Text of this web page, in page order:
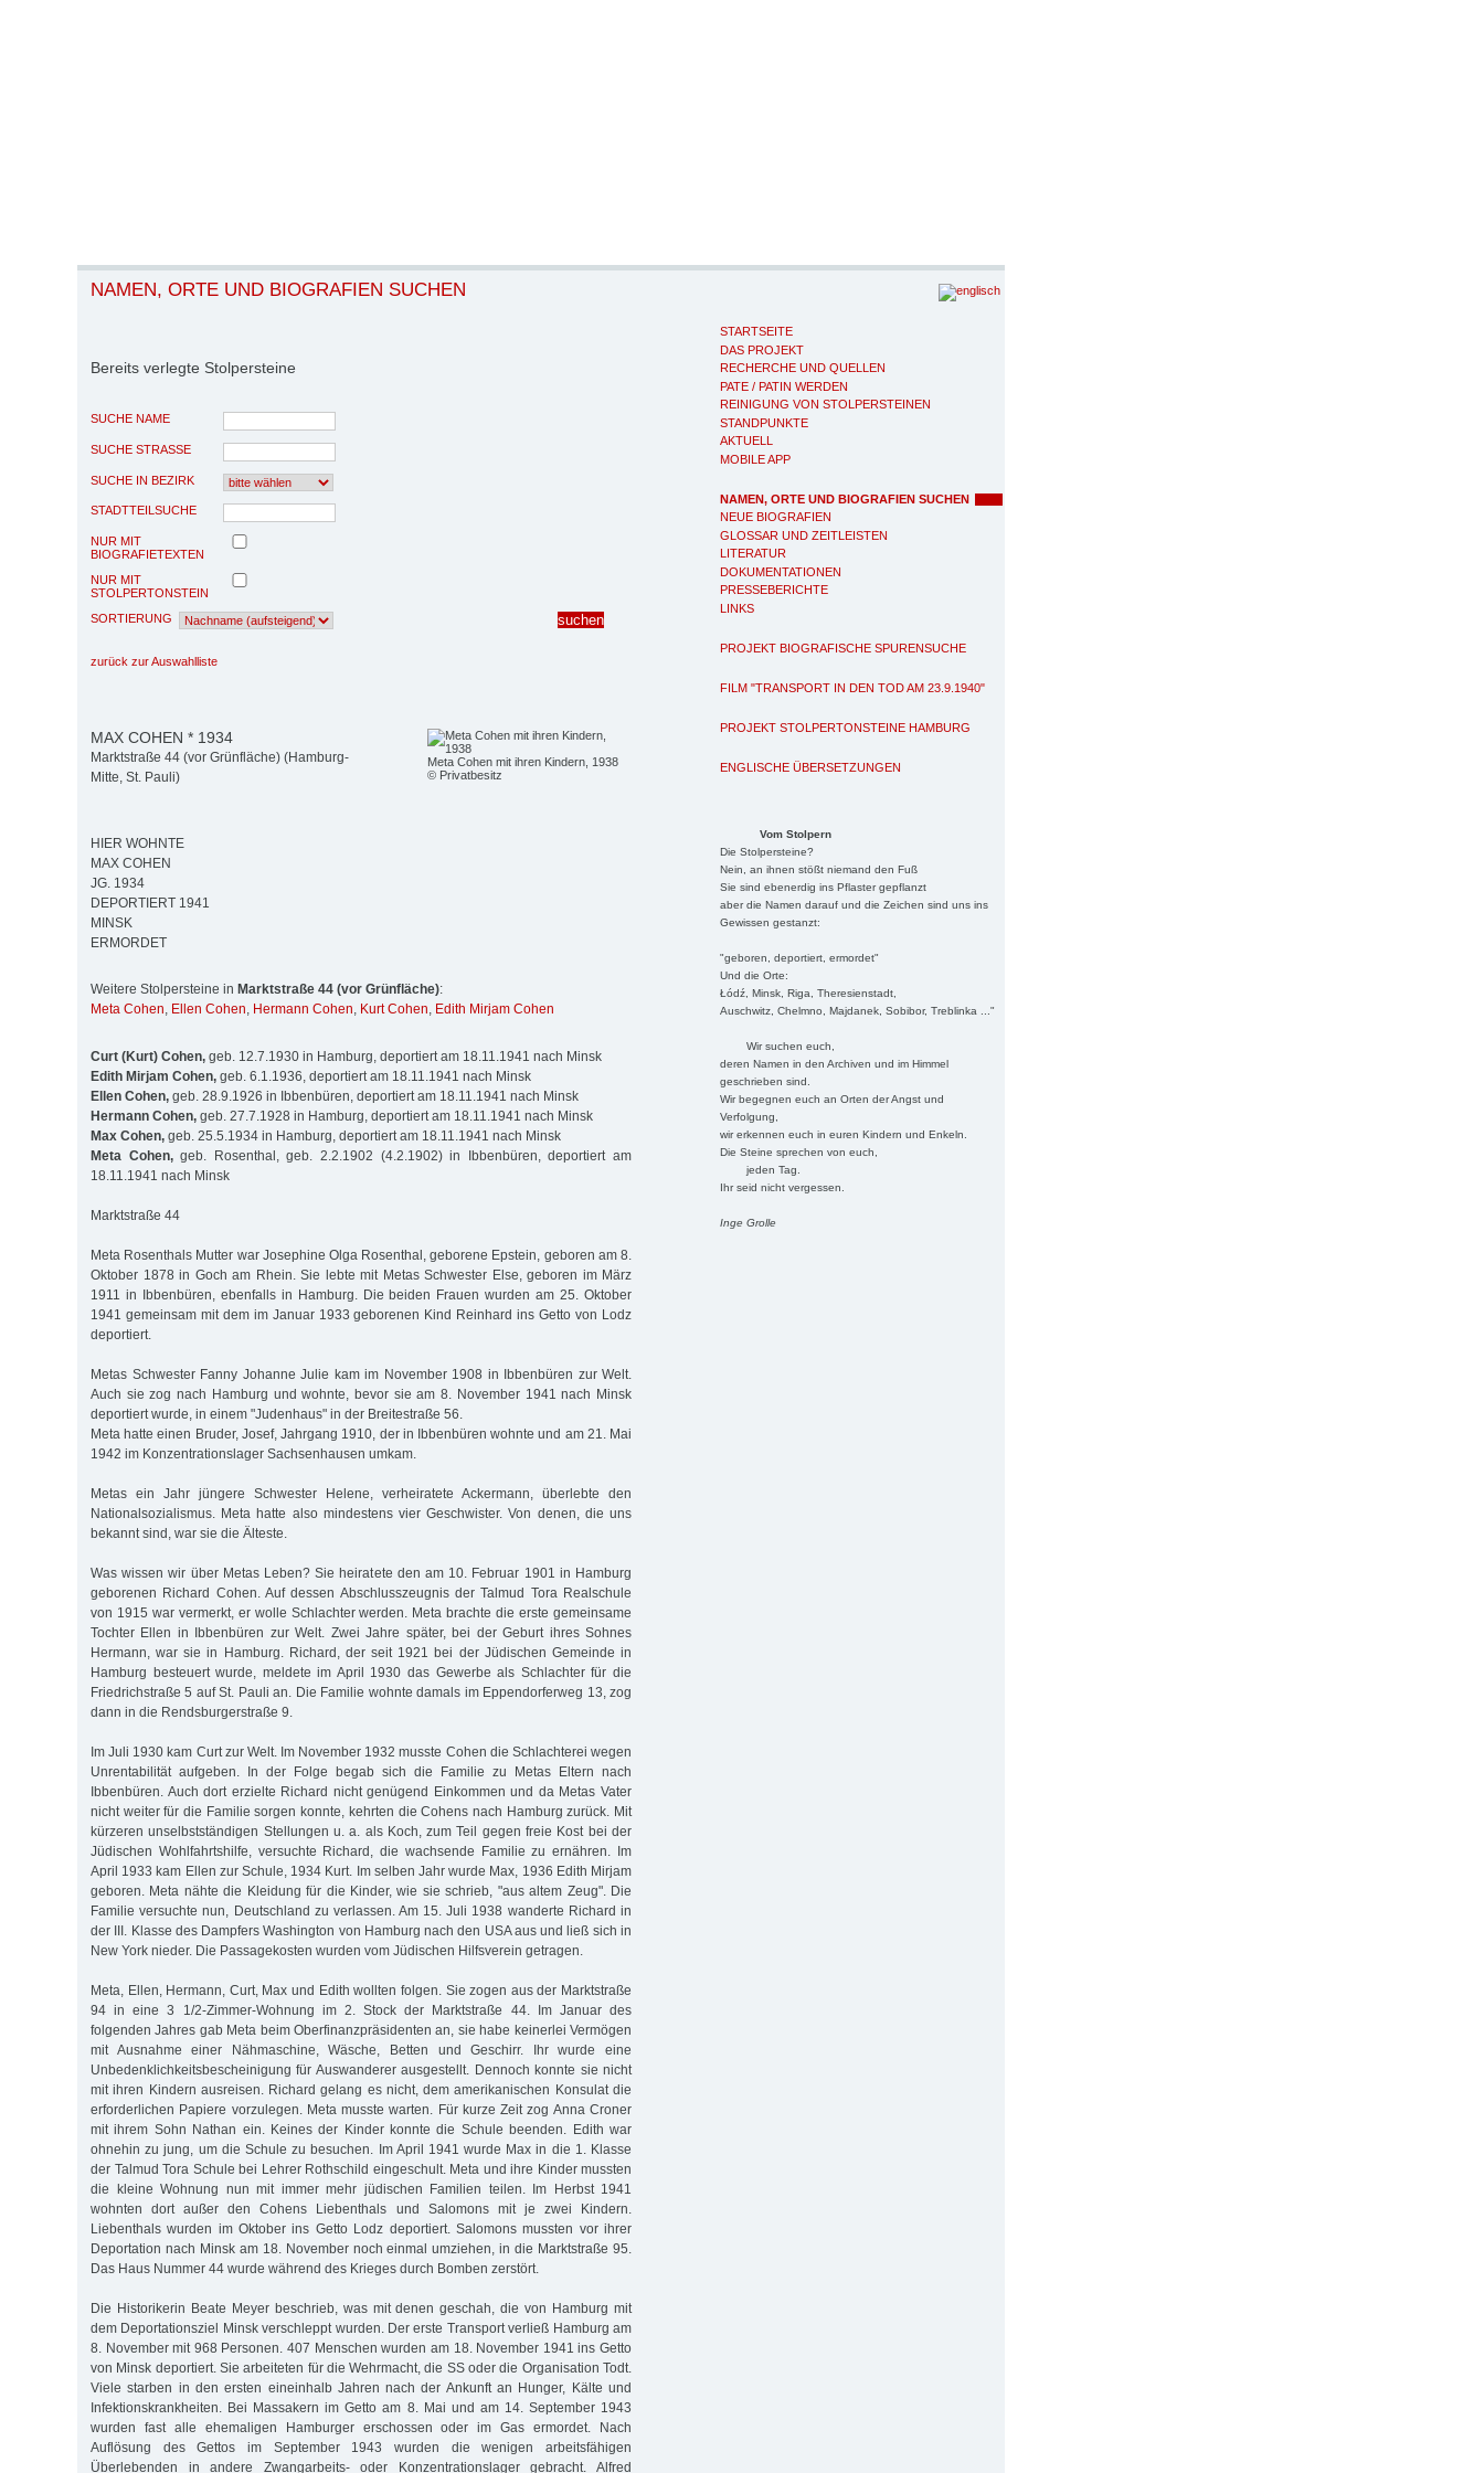
STARTSEITE
DAS PROJEKT
RECHERCHE UND QUELLEN
PATE / PATIN WERDEN
REINIGUNG VON STOLPERSTEINEN
STANDPUNKTE
AKTUELL
MOBILE APP
NAMEN, ORTE UND BIOGRAFIEN SUCHEN
NEUE BIOGRAFIEN
GLOSSAR UND ZEITLEISTEN
LITERATUR
DOKUMENTATIONEN
PRESSEBERICHTE
LINKS
PROJEKT BIOGRAFISCHE SPURENSUCHE
FILM "TRANSPORT IN DEN TOD AM 23.9.1940"
PROJEKT STOLPERTONSTEINE HAMBURG
ENGLISCHE ÜBERSETZUNGEN
Vom Stolpern
Die Stolpersteine?
Nein, an ihnen stößt niemand den Fuß
Sie sind ebenerdig ins Pflaster gepflanzt
aber die Namen darauf und die Zeichen sind uns ins
Gewissen gestanzt:
"geboren, deportiert, ermordet"
Und die Orte:
Łódź, Minsk, Riga, Theresienstadt,
Auschwitz, Chelmno, Majdanek, Sobibor, Treblinka ..."
Wir suchen euch,
deren Namen in den Archiven und im Himmel
geschrieben sind.
Wir begegnen euch an Orten der Angst und
Verfolgung,
wir erkennen euch in euren Kindern und Enkeln.
Die Steine sprechen von euch,
jeden Tag.
Ihr seid nicht vergessen.
Inge Grolle
NAMEN, ORTE UND BIOGRAFIEN SUCHEN
Bereits verlegte Stolpersteine
SUCHE NAME
SUCHE STRASSE
SUCHE IN BEZIRK
STADTTEILSUCHE
NUR MIT
BIOGRAFIETEXTEN
NUR MIT
STOLPERTONSTEIN
SORTIERUNG
zurück zur Auswahlliste
Meta Cohen mit ihren Kindern, 1938
© Privatbesitz
MAX COHEN * 1934
Marktstraße 44 (vor Grünfläche) (Hamburg-
Mitte, St. Pauli)
HIER WOHNTE
MAX COHEN
JG. 1934
DEPORTIERT 1941
MINSK
ERMORDET
Weitere Stolpersteine in Marktstraße 44 (vor Grünfläche):
Meta Cohen, Ellen Cohen, Hermann Cohen, Kurt Cohen, Edith Mirjam Cohen
Curt (Kurt) Cohen, geb. 12.7.1930 in Hamburg, deportiert am 18.11.1941 nach Minsk
Edith Mirjam Cohen, geb. 6.1.1936, deportiert am 18.11.1941 nach Minsk
Ellen Cohen, geb. 28.9.1926 in Ibbenbüren, deportiert am 18.11.1941 nach Minsk
Hermann Cohen, geb. 27.7.1928 in Hamburg, deportiert am 18.11.1941 nach Minsk
Max Cohen, geb. 25.5.1934 in Hamburg, deportiert am 18.11.1941 nach Minsk
Meta Cohen,geb. Rosenthal, geb. 2.2.1902 (4.2.1902) in Ibbenbüren, deportiert am
18.11.1941 nach Minsk
Marktstraße 44
Meta Rosenthals Mutter war Josephine Olga Rosenthal, geborene Epstein, geboren am 8.
Oktober 1878 in Goch am Rhein. Sie lebte mit Metas Schwester Else, geboren im März
1911 in Ibbenbüren, ebenfalls in Hamburg. Die beiden Frauen wurden am 25. Oktober
1941 gemeinsam mit dem im Januar 1933 geborenen Kind Reinhard ins Getto von Lodz
deportiert.
Metas Schwester Fanny Johanne Julie kam im November 1908 in Ibbenbüren zur Welt.
Auch sie zog nach Hamburg und wohnte, bevor sie am 8. November 1941 nach Minsk
deportiert wurde, in einem "Judenhaus" in der Breitestraße 56.
Meta hatte einen Bruder, Josef, Jahrgang 1910, der in Ibbenbüren wohnte und am 21. Mai
1942 im Konzentrationslager Sachsenhausen umkam.
Metas ein Jahr jüngere Schwester Helene, verheiratete Ackermann, überlebte den
Nationalsozialismus. Meta hatte also mindestens vier Geschwister. Von denen, die uns
bekannt sind, war sie die Älteste.
Was wissen wir über Metas Leben? Sie heiratete den am 10. Februar 1901 in Hamburg
geborenen Richard Cohen. Auf dessen Abschlusszeugnis der Talmud Tora Realschule
von 1915 war vermerkt, er wolle Schlachter werden. Meta brachte die erste gemeinsame
Tochter Ellen in Ibbenbüren zur Welt. Zwei Jahre später, bei der Geburt ihres Sohnes
Hermann, war sie in Hamburg. Richard, der seit 1921 bei der Jüdischen Gemeinde in
Hamburg besteuert wurde, meldete im April 1930 das Gewerbe als Schlachter für die
Friedrichstraße 5 auf St. Pauli an. Die Familie wohnte damals im Eppendorferweg 13, zog
dann in die Rendsburgerstraße 9.
Im Juli 1930 kam Curt zur Welt. Im November 1932 musste Cohen die Schlachterei wegen
Unrentabilität aufgeben. In der Folge begab sich die Familie zu Metas Eltern nach
Ibbenbüren. Auch dort erzielte Richard nicht genügend Einkommen und da Metas Vater
nicht weiter für die Familie sorgen konnte, kehrten die Cohens nach Hamburg zurück. Mit
kürzeren unselbstständigen Stellungen u. a. als Koch, zum Teil gegen freie Kost bei der
Jüdischen Wohlfahrtshilfe, versuchte Richard, die wachsende Familie zu ernähren. Im
April 1933 kam Ellen zur Schule, 1934 Kurt. Im selben Jahr wurde Max, 1936 Edith Mirjam
geboren. Meta nähte die Kleidung für die Kinder, wie sie schrieb, "aus altem Zeug". Die
Familie versuchte nun, Deutschland zu verlassen. Am 15. Juli 1938 wanderte Richard in
der III. Klasse des Dampfers Washington von Hamburg nach den USA aus und ließ sich in
New York nieder. Die Passagekosten wurden vom Jüdischen Hilfsverein getragen.
Meta, Ellen, Hermann, Curt, Max und Edith wollten folgen. Sie zogen aus der Marktstraße
94 in eine 3 1/2-Zimmer-Wohnung im 2. Stock der Marktstraße 44. Im Januar des
folgenden Jahres gab Meta beim Oberfinanzpräsidenten an, sie habe keinerlei Vermögen
mit Ausnahme einer Nähmaschine, Wäsche, Betten und Geschirr. Ihr wurde eine
Unbedenklichkeitsbescheinigung für Auswanderer ausgestellt. Dennoch konnte sie nicht
mit ihren Kindern ausreisen. Richard gelang es nicht, dem amerikanischen Konsulat die
erforderlichen Papiere vorzulegen. Meta musste warten. Für kurze Zeit zog Anna Croner
mit ihrem Sohn Nathan ein. Keines der Kinder konnte die Schule beenden. Edith war
ohnehin zu jung, um die Schule zu besuchen. Im April 1941 wurde Max in die 1. Klasse
der Talmud Tora Schule bei Lehrer Rothschild eingeschult. Meta und ihre Kinder mussten
die kleine Wohnung nun mit immer mehr jüdischen Familien teilen. Im Herbst 1941
wohnten dort außer den Cohens Liebenthals und Salomons mit je zwei Kindern.
Liebenthals wurden im Oktober ins Getto Lodz deportiert. Salomons mussten vor ihrer
Deportation nach Minsk am 18. November noch einmal umziehen, in die Marktstraße 95.
Das Haus Nummer 44 wurde während des Krieges durch Bomben zerstört.
Die Historikerin Beate Meyer beschrieb, was mit denen geschah, die von Hamburg mit
dem Deportationsziel Minsk verschleppt wurden. Der erste Transport verließ Hamburg am
8. November mit 968 Personen. 407 Menschen wurden am 18. November 1941 ins Getto
von Minsk deportiert. Sie arbeiteten für die Wehrmacht, die SS oder die Organisation Todt.
Viele starben in den ersten eineinhalb Jahren nach der Ankunft an Hunger, Kälte und
Infektionskrankheiten. Bei Massakern im Getto am 8. Mai und am 14. September 1943
wurden fast alle ehemaligen Hamburger erschossen oder im Gas ermordet. Nach
Auflösung des Gettos im September 1943 wurden die wenigen arbeitsfähigen
Überlebenden in andere Zwangarbeits- oder Konzentrationslager gebracht. Alfred